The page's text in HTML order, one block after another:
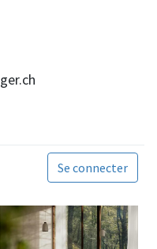
Se connecter